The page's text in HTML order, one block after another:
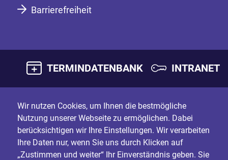
Barrierefreiheit
TERMINDATENBANK INTRANET
Wir nutzen Cookies, um Ihnen die bestmögliche
Nutzung unserer Webseite zu ermöglichen. Dabei
berücksichtigen wir Ihre Einstellungen. Wir verarbeiten
Ihre Daten nur, wenn Sie uns durch Klicken auf
„Zustimmen und weiter“ Ihr Einverständnis geben. Sie